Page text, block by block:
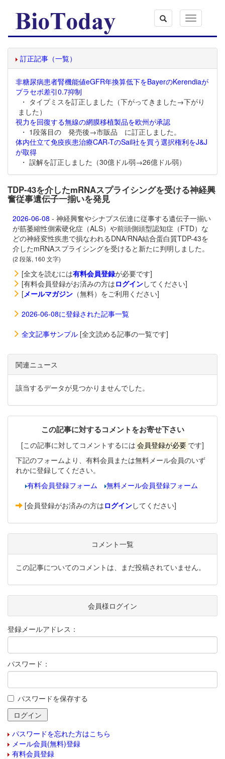
Toggle
navigation
訂正記事（一覧）
非糖尿病患者腎機能値eGFR年換算低下をBayerのKerendiaが
プラセボ差引0.7抑制
・ タイプミスを訂正しました（下がってきました→下がり
ました）
視力を回復する無線の網膜移植製品を欧州が承認
・ 1段落目の 発売後→市販品 に訂正しました。
体内仕立て免疫疾患治療CAR-TのSail社を買う選択権利をJ&J
が取得
・ 誤解を訂正しました（30億ドル弱→26億ドル弱）
TDP-43を介したmRNAスプライシングを受ける神経興
奮従事遺伝子一揃いを発見
2026-06-08 - 神経興奮やシナプス伝達に従事する遺伝子一揃い
が筋萎縮性側索硬化症（ALS）や前頭側頭型認知症（FTD）な
どの神経変性疾患で損なわれるDNA/RNA結合蛋白質TDP-43を
介したmRNAスプライシングを受けると新たに判明しました。
(2 段落, 160 文字)
[全文を読むには有料会員登録が必要です]
[有料会員登録がお済みの方はログインしてください]
[メールマガジン （無料）をご利用ください]
2026-06-08に登録された記事一覧
全文記事サンプル [全文読める記事の一覧です]
関連ニュース
該当するデータが見つかりませんでした。
この記事に対するコメントをお寄せ下さい
[この記事に対してコメントするには 会員登録が必要 です]
下記のフォームより、有料会員または無料メール会員のいず
れかに登録してください。
有料会員登録フォーム
無料メール会員登録フォーム
[会員登録がお済みの方はログインしてください]
コメント一覧
この記事についてのコメントは、まだ投稿されていません。
会員様ログイン
登録メールアドレス：
パスワード：
パスワードを保存する
パスワードを忘れた方はこちら
メール会員(無料)登録
有料会員登録